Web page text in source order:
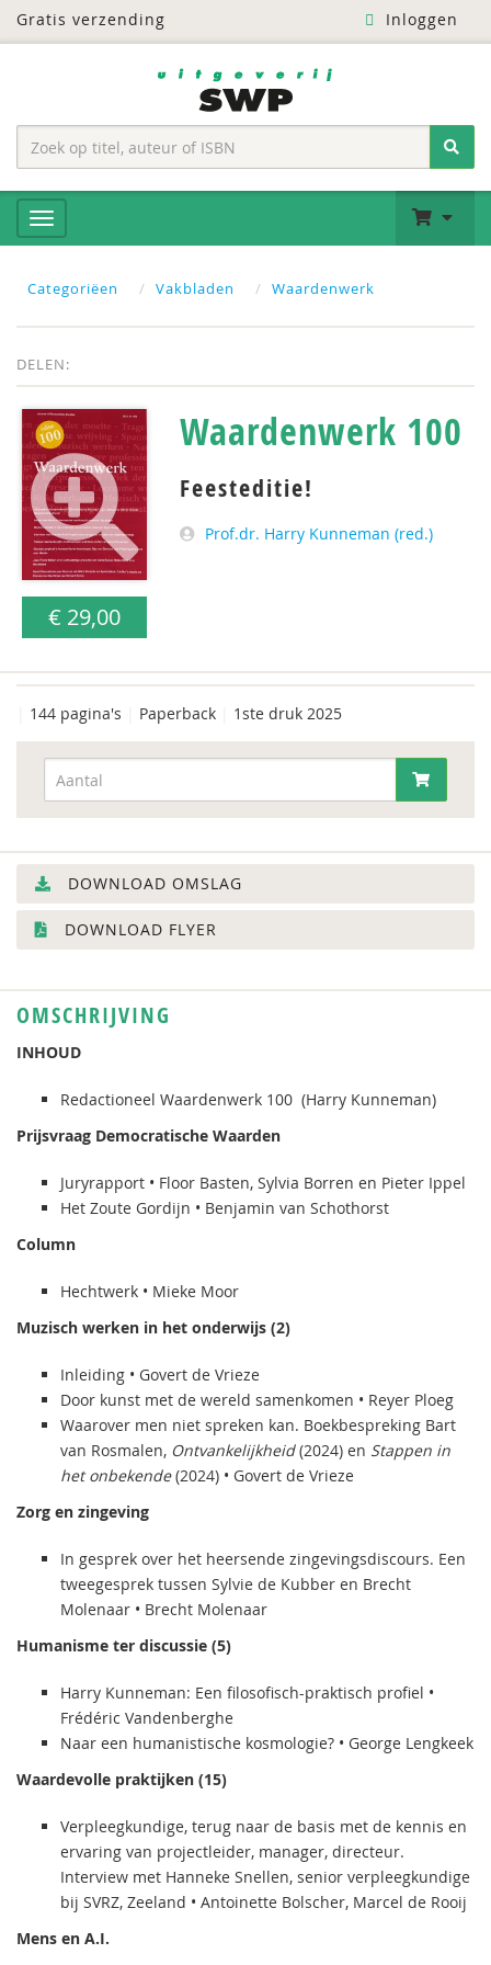
Gratis verzending Inloggen
Categoriëen Vakbladen Waardenwerk
DELEN:
€ 29,00
Waardenwerk 100
Feesteditie!
Prof.dr. Harry Kunneman (red.)
144 pagina's Paperback 1ste druk 2025
DOWNLOAD OMSLAG
DOWNLOAD FLYER
OMSCHRIJVING
INHOUD
Redactioneel Waardenwerk 100 (Harry Kunneman)
Prijsvraag Democratische Waarden
Juryrapport • Floor Basten, Sylvia Borren en Pieter Ippel
Het Zoute Gordijn • Benjamin van Schothorst
Column
Hechtwerk • Mieke Moor
Muzisch werken in het onderwijs (2)
Inleiding • Govert de Vrieze
Door kunst met de wereld samenkomen • Reyer Ploeg
Waarover men niet spreken kan. Boekbespreking Bart
van Rosmalen, Ontvankelijkheid(2024) en Stappen in
het onbekende(2024) • Govert de Vrieze
Zorg en zingeving
In gesprek over het heersende zingevingsdiscours. Een
tweegesprek tussen Sylvie de Kubber en Brecht
Molenaar • Brecht Molenaar
Humanisme ter discussie (5)
Harry Kunneman: Een filosofisch-praktisch profiel •
Frédéric Vandenberghe
Naar een humanistische kosmologie? • George Lengkeek
Waardevolle praktijken (15)
Verpleegkundige, terug naar de basis met de kennis en
ervaring van projectleider, manager, directeur.
Interview met Hanneke Snellen, senior verpleegkundige
bij SVRZ, Zeeland • Antoinette Bolscher, Marcel de Rooij
Mens en A.I.